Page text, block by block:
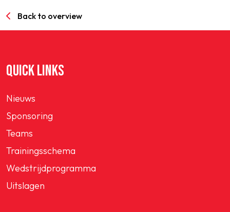
Back to overview
QUICK LINKS
Nieuws
Sponsoring
Teams
Trainingsschema
Wedstrijdprogramma
Uitslagen